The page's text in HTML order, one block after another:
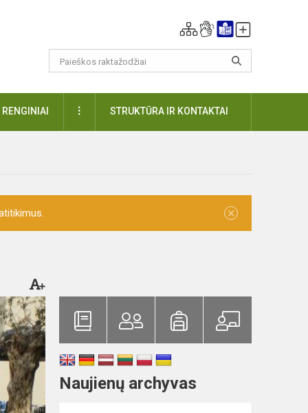
RENGINIAI DAUGIAUSTRUKTŪRA IR KONTAKTAI
×
Naujienų archyvas